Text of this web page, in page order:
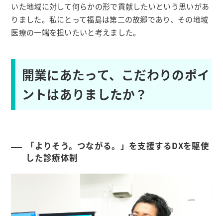
いた地域に対して何らかの形で貢献したいという思いがあ
りました。私にとって福島は第二の故郷であり、その地域
医療の一端を担いたいと考えました。
開業にあたって、こだわりのポイ
ントはありましたか？
「よりそう。つながる。」を支援するDXを駆使
した診療体制